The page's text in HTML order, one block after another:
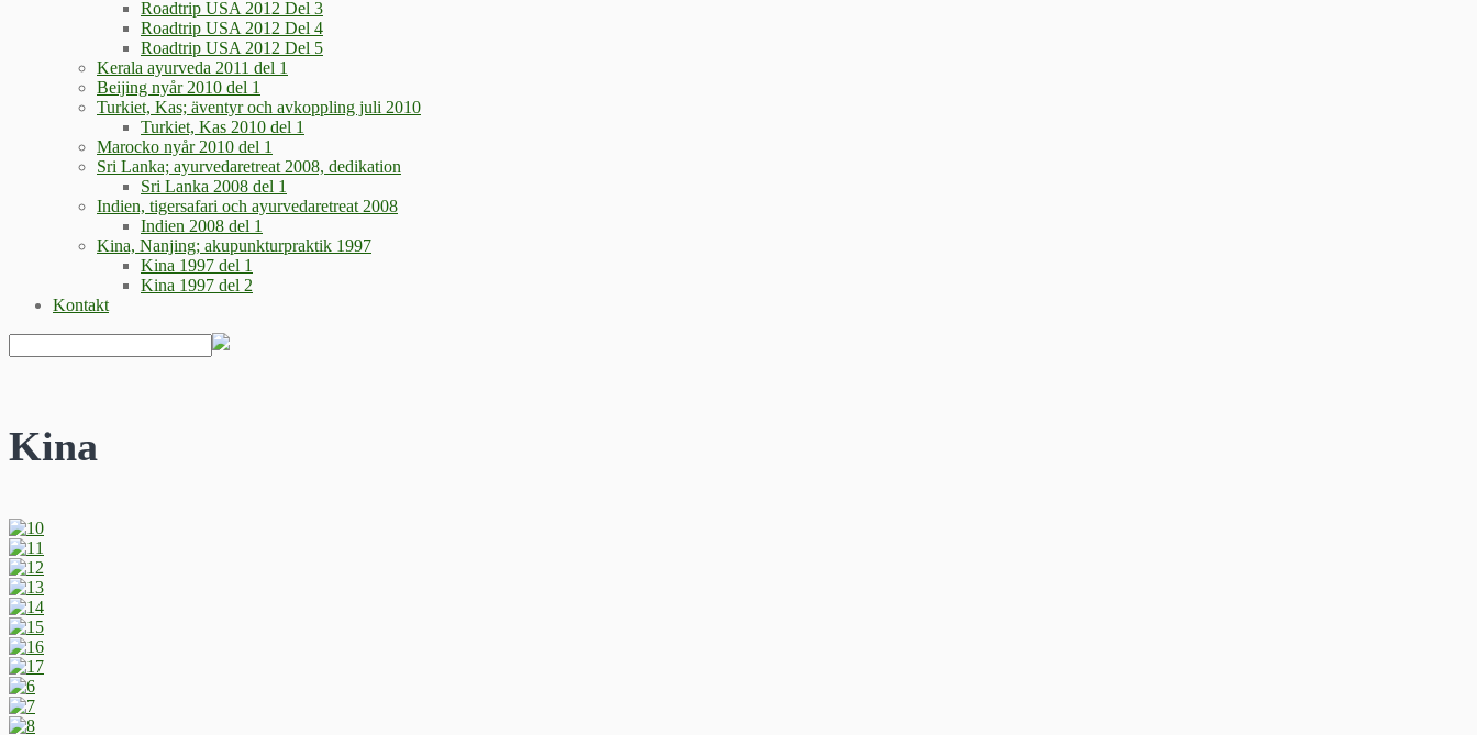
Roadtrip USA 2012 Del 3
Roadtrip USA 2012 Del 4
Roadtrip USA 2012 Del 5
Kerala ayurveda 2011 del 1
Beijing nyår 2010 del 1
Turkiet, Kas; äventyr och avkoppling juli 2010
Turkiet, Kas 2010 del 1
Marocko nyår 2010 del 1
Sri Lanka; ayurvedaretreat 2008, dedikation
Sri Lanka 2008 del 1
Indien, tigersafari och ayurvedaretreat 2008
Indien 2008 del 1
Kina, Nanjing; akupunkturpraktik 1997
Kina 1997 del 1
Kina 1997 del 2
Kontakt
Kina